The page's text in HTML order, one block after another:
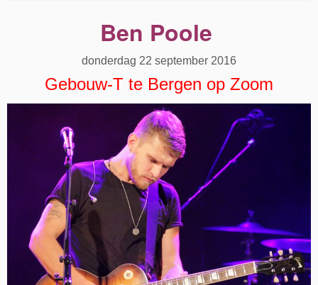
Ben Poole
donderdag 22 september 2016
Gebouw-T te Bergen op Zoom